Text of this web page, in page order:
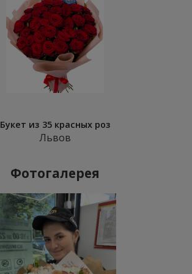
Букет из 35 красных роз
Львов
Фотогалерея